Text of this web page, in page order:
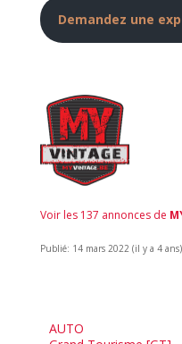
Demandez une
Voir les 137 annonces de
Publié: 14 mars 2022 (il y a 4 ans)
AUTO